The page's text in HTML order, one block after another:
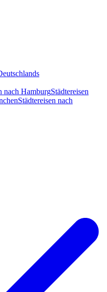
nach HamburgStädtereisen
Städtereisen nach